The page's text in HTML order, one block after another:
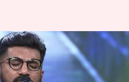
வீட்டில்
ஒரு ட்விஸ்ட்